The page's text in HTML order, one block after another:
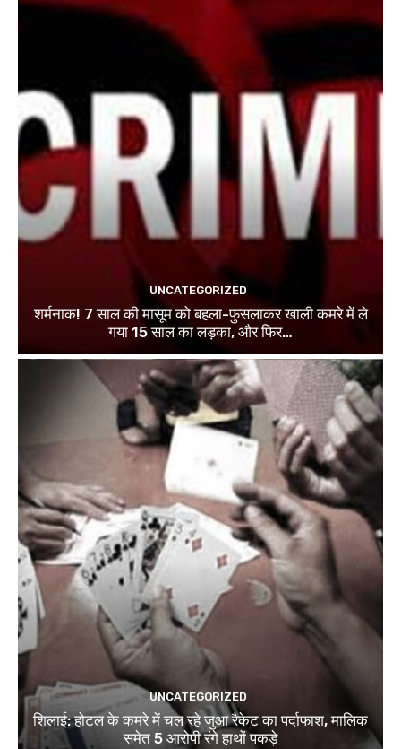
UNCATEGORIZED
शर्मनाक! 7 साल की मासूम को बहला-फुसलाकर खाली कमरे में ले
गया 15 साल का लड़का, और फिर…
UNCATEGORIZED
शिलाई: होटल के कमरे में चल रहे जुआ रैकेट का पर्दाफाश, मालिक
समेत 5 आरोपी रंगे हाथों पकड़े